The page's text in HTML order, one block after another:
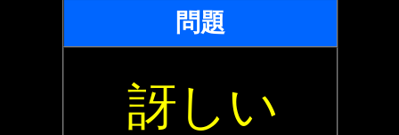
問題
訝しい